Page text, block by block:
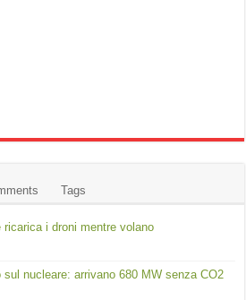
Tags
i droni mentre volano
sul nucleare: arrivano 680 MW senza CO2